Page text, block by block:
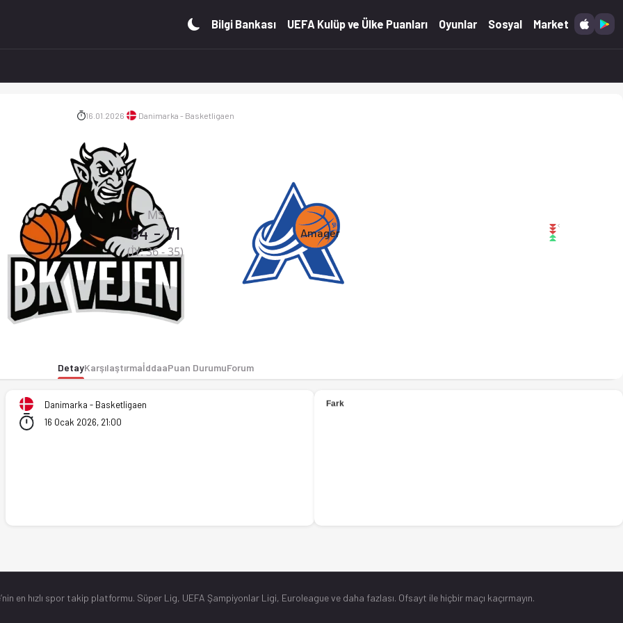
oranları Ofsayt'ta. (16.01.2026)
Bilgi Bankası UEFA Kulüp ve Ülke Puanları Oyunlar Sosyal Market
16.01.2026 Danimarka - Basketligaen
MS
84 - 71
(İY:36-35)
Amager
DetayKarşılaştırmaİddaaPuan DurumuForum
Danimarka - Basketligaen
16 Ocak 2026, 21:00
en hızlı spor takip platformu. Süper Lig, UEFA Şampiyonlar Ligi, Euroleague ve daha fazlası. Ofsayt ile hiçbir maçı kaçırmayın.